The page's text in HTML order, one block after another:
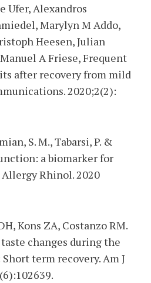
Ufer, Alexandros
Marylyn M Addo,
Heesen, Julian
A Friese, Frequent
after recovery from mild
2020;2(2):
S. M., Tabarsi, P. &
a biomarker for
Rhinol. 2020
Kons ZA, Costanzo RM.
changes during the
term recovery. Am J